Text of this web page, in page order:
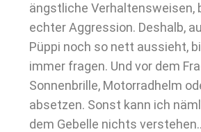
ängstliche Verhaltensweisen,
echter Aggression. Deshalb,
Püppi noch so nett aussieht,
immer fragen. Und vor dem
Sonnenbrille, Motorradhelm
absetzen. Sonst kann ich
dem Gebelle nichts